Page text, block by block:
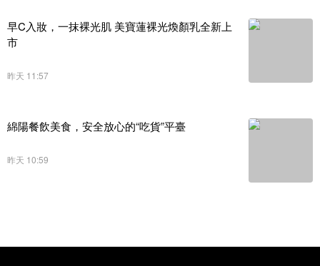
早C入妝，一抹裸光肌 美寶蓮裸光煥顏乳全新上
市
昨天 11:57
綿陽餐飲美食，安全放心的“吃貨”平臺
昨天 10:59